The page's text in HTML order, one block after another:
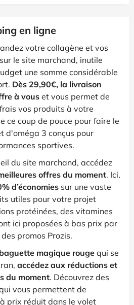
en ligne
votre collagène et vos
le site marchand, inutile
une somme considérable
Dès 29,90€, la livraison
à vous et vous permet de
vos produits à votre
ce coup de pouce pour faire le
d'oméga 3 conçus pour
sportives.
du site marchand, accédez
offres du moment. Ici,
d’économies sur une vaste
utiles pour votre projet
protéinées, des vitamines
ici proposées à bas prix par
promos Prozis.
magique rouge qui se
accédez aux réductions et
du moment. Découvrez des
vous permettent de
prix réduit dans le volet